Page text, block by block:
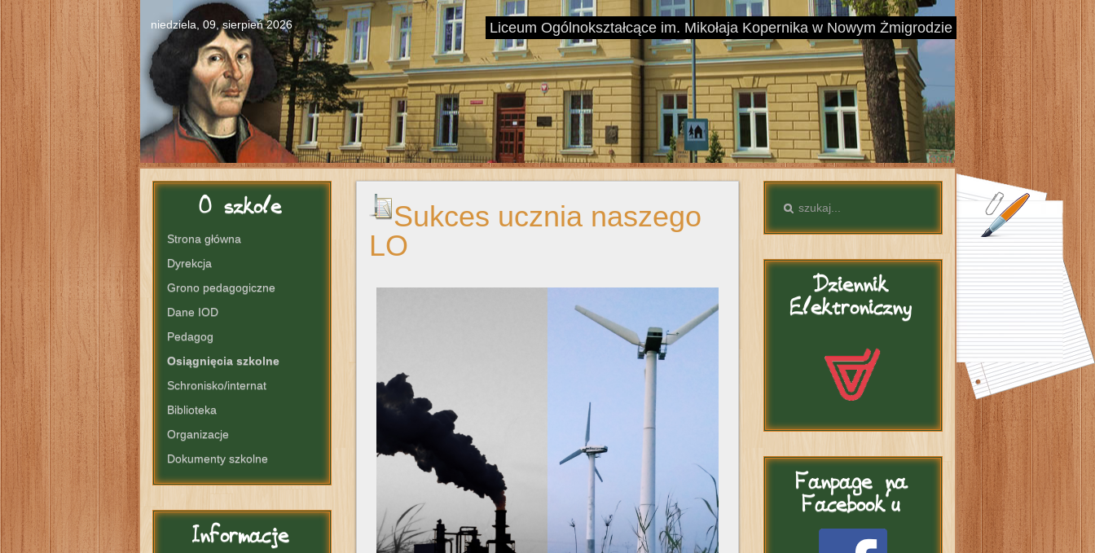
niedziela, 09, sierpień 2026 Liceum Ogólnokształcące im. Mikołaja Kopernika w Nowym Żmigrodzie
Sukces ucznia naszego
LO
Oszkole
Strona główna
Dyrekcja
Grono pedagogiczne
Dane IOD
Pedagog
Osiągnięcia szkolne
Schronisko/internat
Biblioteka
Organizacje
Dokumenty szkolne
Informacje
Dziennik
Elektroniczny
Fanpagena
Facebook'u